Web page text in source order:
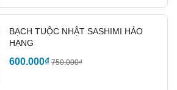
BẠCH TUỘC NHẬT SASHIMI HẢO
HẠNG
600.000₫ 750.000₫